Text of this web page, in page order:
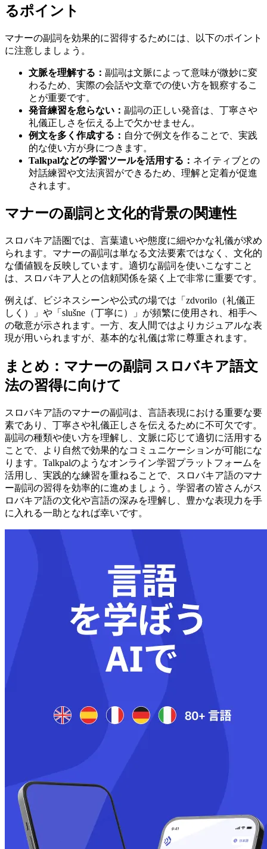
るポイント
マナーの副詞を効果的に習得するためには、以下のポイント
に注意しましょう。
文脈を理解する： 副詞は文脈によって意味が微妙に変
わるため、実際の会話や文章での使い方を観察するこ
とが重要です。
発音練習を怠らない： 副詞の正しい発音は、丁寧さや
礼儀正しさを伝える上で欠かせません。
例文を多く作成する： 自分で例文を作ることで、実践
的な使い方が身につきます。
Talkpalなどの学習ツールを活用する： ネイティブとの
対話練習や文法演習ができるため、理解と定着が促進
されます。
マナーの副詞と文化的背景の関連性
スロバキア語圏では、言葉遣いや態度に細やかな礼儀が求め
られます。マナーの副詞は単なる文法要素ではなく、文化的
な価値観を反映しています。適切な副詞を使いこなすこと
は、スロバキア人との信頼関係を築く上で非常に重要です。
例えば、ビジネスシーンや公式の場では「zdvorilo（礼儀正
しく）」や「slušne（丁寧に）」が頻繁に使用され、相手へ
の敬意が示されます。一方、友人間ではよりカジュアルな表
現が用いられますが、基本的な礼儀は常に尊重されます。
まとめ：マナーの副詞 スロバキア語文
法の習得に向けて
スロバキア語のマナーの副詞は、言語表現における重要な要
素であり、丁寧さや礼儀正しさを伝えるために不可欠です。
副詞の種類や使い方を理解し、文脈に応じて適切に活用する
ことで、より自然で効果的なコミュニケーションが可能にな
ります。Talkpalのようなオンライン学習プラットフォームを
活用し、実践的な練習を重ねることで、スロバキア語のマナ
ー副詞の習得を効率的に進めましょう。学習者の皆さんがス
ロバキア語の文化や言語の深みを理解し、豊かな表現力を手
に入れる一助となれば幸いです。